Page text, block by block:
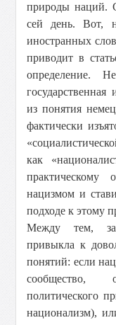
природы наций.
сей день. Вот,
иностранных
приводит в
определение.
государственная
из понятия
фактически
как
практическому
нацизмом и
подходе к этому
Между тем,
привыкла к
понятий: если
сообщество,
политического
национализм),